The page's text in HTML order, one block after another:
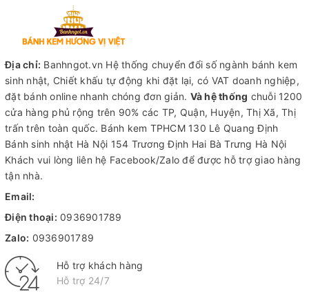
Địa chỉ: Banhngot.vn Hệ thống chuyển đổi số ngành bánh kem
sinh nhật, Chiết khấu tự động khi đặt lại, có VAT doanh nghiệp,
đặt bánh online nhanh chóng đơn giản. Và hệ thống chuỗi 1200
cửa hàng phủ rộng trên 90% các TP, Quận, Huyện, Thị Xã, Thị
trấn trên toàn quốc. Bánh kem TPHCM130 Lê Quang Định
Bánh sinh nhật Hà Nội 154 Trương Định Hai Bà Trưng Hà Nội
Khách vui lòng liên hệ Facebook/Zalo để được hỗ trợ giao hàng
tận nhà.
Email:
Điện thoại: 0936901789
Zalo: 0936901789
Hỗ trợ khách hàng
Hỗ trợ 24/7